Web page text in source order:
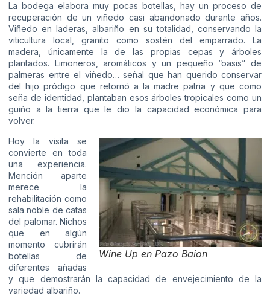
La bodega elabora muy pocas botellas, hay un proceso de
recuperación de un viñedo casi abandonado durante años.
Viñedo en laderas, albariño en su totalidad, conservando la
viticultura local, granito como sostén del emparrado. La
madera, únicamente la de las propias cepas y árboles
plantados. Limoneros, aromáticos y un pequeño “oasis” de
palmeras entre el viñedo… señal que han querido conservar
del hijo pródigo que retornó a la madre patria y que como
seña de identidad, plantaban esos árboles tropicales como un
guiño a la tierra que le dio la capacidad económica para
volver.
Wine Up en Pazo Baion
Hoy la visita se
convierte en toda
una experiencia.
Mención aparte
merece la
rehabilitación como
sala noble de catas
del palomar. Nichos
que en algún
momento cubrirán
botellas de
diferentes añadas
y que demostrarán la capacidad de envejecimiento de la
variedad albariño.